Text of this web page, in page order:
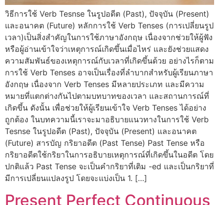
วิธีการใช้ Verb Tesnse ในรูปอดีต (Past), ปัจจุบัน (Present)
และอนาคต (Future) หลักการใช้ Verb Tenses (การเปลี่ยนรูป
เวลา)เป็นสิ่งสำคัญในการใช้ภาษาอังกฤษ เนื่องจากช่วยให้ผู้ฟัง
หรือผู้อ่านเข้าใจว่าเหตุการณ์เกิดขึ้นเมื่อไหร่ และยังช่วยแสดง
ความสัมพันธ์ของเหตุการณ์กับเวลาที่เกิดขึ้นด้วย อย่างไรก็ตาม
การใช้ Verb Tenses อาจเป็นเรื่องที่ลำบากสำหรับผู้เรียนภาษา
อังกฤษ เนื่องจาก Verb Tenses มีหลายประเภท และมีความ
หมายที่แตกต่างกันไปตามบทบาทของเวลา และสถานการณ์ที่
เกิดขึ้น ดังนั้น เพื่อช่วยให้ผู้เรียนเข้าใจ Verb Tenses ได้อย่าง
ถูกต้อง ในบทความนี้เราจะมาอธิบายแนวทางในการใช้ Verb
Tesnse ในรูปอดีต (Past), ปัจจุบัน (Present) และอนาคต
(Future) สารบัญ กริยาอดีต (Past Tense) Past Tense หรือ
กริยาอดีตใช้กริยาในการอธิบายเหตุการณ์ที่เกิดขึ้นในอดีต โดย
ปกติแล้ว Past Tense จะเป็นคำกริยาที่เติม -ed และเป็นกริยาที่
มีการเปลี่ยนแปลงรูป โดยจะแบ่งเป็น 1. […]
Present Perfect Continuous